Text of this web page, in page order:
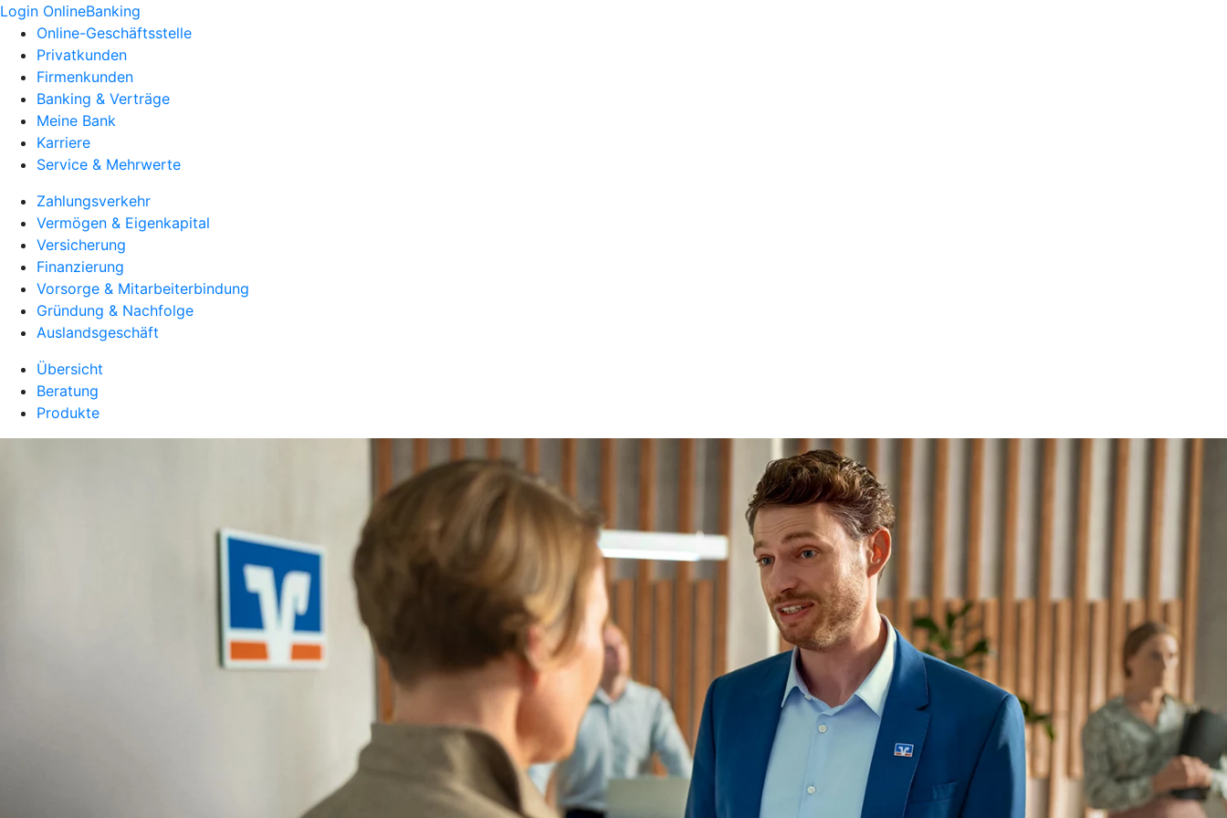
Login OnlineBanking
Online-Geschäftsstelle
Privatkunden
Firmenkunden
Banking & Verträge
Meine Bank
Karriere
Service & Mehrwerte
Zahlungsverkehr
Vermögen & Eigenkapital
Versicherung
Finanzierung
Vorsorge & Mitarbeiterbindung
Gründung & Nachfolge
Auslandsgeschäft
Übersicht
Beratung
Produkte